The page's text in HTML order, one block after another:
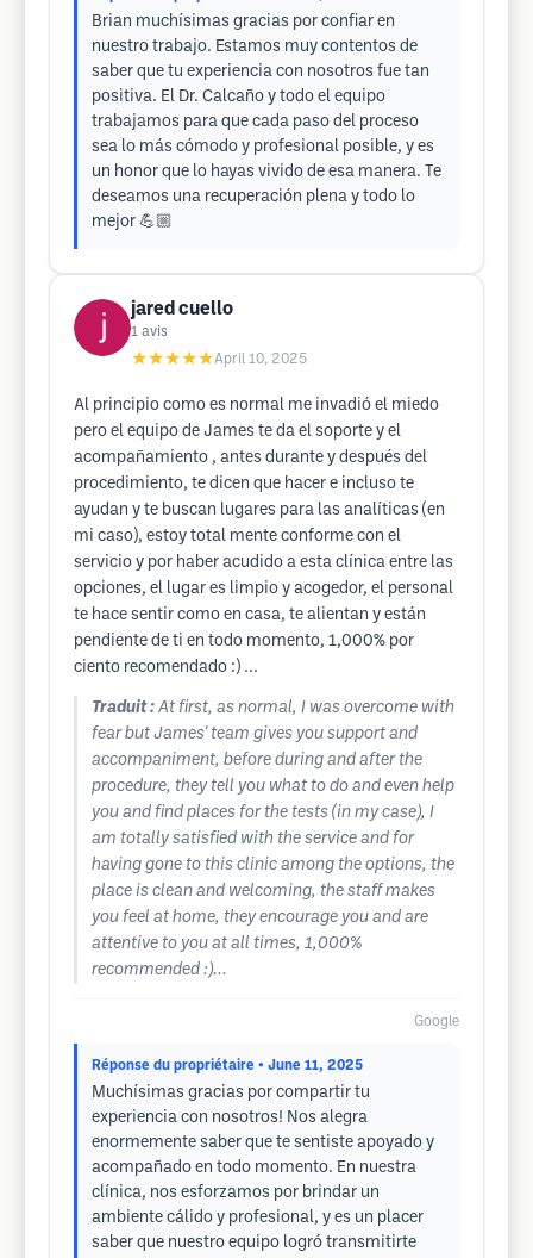
Brian muchísimas gracias por confiar en
nuestro trabajo. Estamos muy contentos de
saber que tu experiencia con nosotros fue tan
positiva. El Dr. Calcaño y todo el equipo
trabajamos para que cada paso del proceso
sea lo más cómodo y profesional posible, y es
un honor que lo hayas vivido de esa manera. Te
deseamos una recuperación plena y todo lo
mejor 💪🏼
jared cuello
1 avis
★★★★★April 10, 2025
Al principio como es normal me invadió el miedo
pero el equipo de James te da el soporte y el
acompañamiento , antes durante y después del
procedimiento, te dicen que hacer e incluso te
ayudan y te buscan lugares para las analíticas (en
mi caso), estoy total mente conforme con el
servicio y por haber acudido a esta clínica entre las
opciones, el lugar es limpio y acogedor, el personal
te hace sentir como en casa, te alientan y están
pendiente de ti en todo momento, 1,000% por
ciento recomendado :) ...
Traduit : At first, as normal, I was overcome with
fear but James' team gives you support and
accompaniment, before during and after the
procedure, they tell you what to do and even help
you and find places for the tests (in my case), I
am totally satisfied with the service and for
having gone to this clinic among the options, the
place is clean and welcoming, the staff makes
you feel at home, they encourage you and are
attentive to you at all times, 1,000%
recommended :)...
Google
Réponse du propriétaire • June 11, 2025
Muchísimas gracias por compartir tu
experiencia con nosotros! Nos alegra
enormemente saber que te sentiste apoyado y
acompañado en todo momento. En nuestra
clínica, nos esforzamos por brindar un
ambiente cálido y profesional, y es un placer
saber que nuestro equipo logró transmitirte